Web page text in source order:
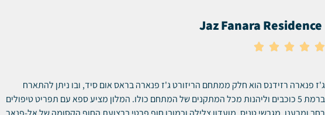
Jaz Fanara Residence





ג'ז פנארה רזידנס הוא חלק ממתחם הריזורט ג'ז פנארה בראס אום סיד, ובו ניתן להתארח
ברמת 5 כוכבים וליהנות מכל המתקנים של המתחם כולו. המלון מציע ספא עם תפריט טיפולים